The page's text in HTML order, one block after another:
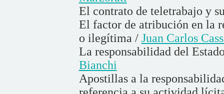
El contrato de teletrabajo y
El factor de atribución en la
o ilegítima / Juan Carlos
La responsabilidad del
Bianchi
Apostillas a la